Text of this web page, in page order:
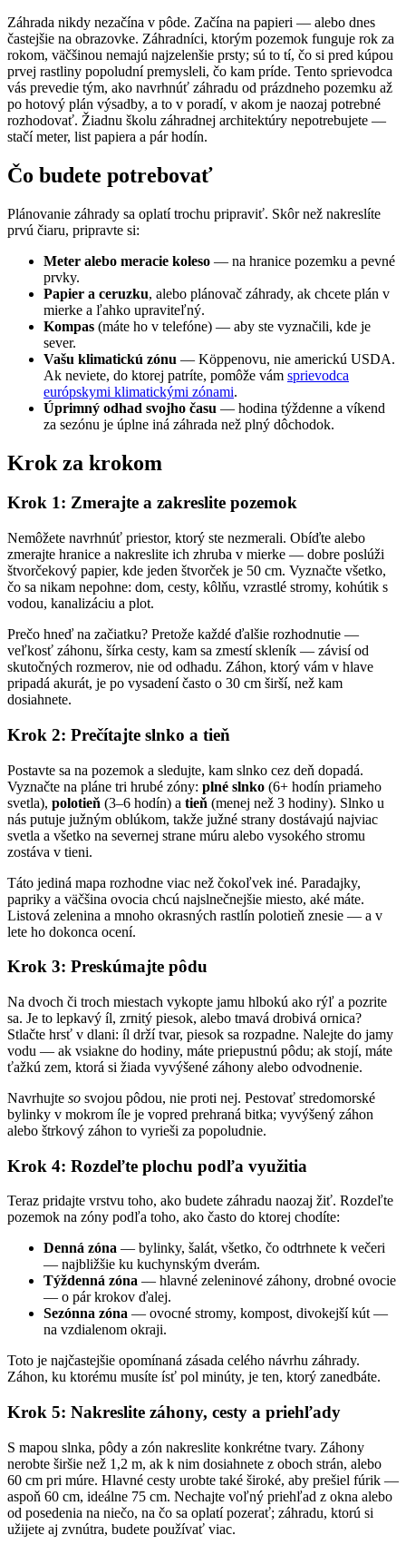
Záhrada nikdy nezačína v pôde. Začína na papieri — alebo dnes
častejšie na obrazovke. Záhradníci, ktorým pozemok funguje rok za
rokom, väčšinou nemajú najzelenšie prsty; sú to tí, čo si pred kúpou
prvej rastliny popoludní premysleli, čo kam príde. Tento sprievodca
vás prevedie tým, ako navrhnúť záhradu od prázdneho pozemku až
po hotový plán výsadby, a to v poradí, v akom je naozaj potrebné
rozhodovať. Žiadnu školu záhradnej architektúry nepotrebujete —
stačí meter, list papiera a pár hodín.
Čo budete potrebovať
Plánovanie záhrady sa oplatí trochu pripraviť. Skôr než nakreslíte
prvú čiaru, pripravte si:
Meter alebo meracie koleso — na hranice pozemku a pevné
prvky.
Papier a ceruzku, alebo plánovač záhrady, ak chcete plán v
mierke a ľahko upraviteľný.
Kompas (máte ho v telefóne) — aby ste vyznačili, kde je
sever.
Vašu klimatickú zónu — Köppenovu, nie americkú USDA.
Ak neviete, do ktorej patríte, pomôže vám sprievodca
európskymi klimatickými zónami.
Úprimný odhad svojho času — hodina týždenne a víkend
za sezónu je úplne iná záhrada než plný dôchodok.
Krok za krokom
Krok 1: Zmerajte a zakreslite pozemok
Nemôžete navrhnúť priestor, ktorý ste nezmerali. Obíďte alebo
zmerajte hranice a nakreslite ich zhruba v mierke — dobre poslúži
štvorčekový papier, kde jeden štvorček je 50 cm. Vyznačte všetko,
čo sa nikam nepohne: dom, cesty, kôlňu, vzrastlé stromy, kohútik s
vodou, kanalizáciu a plot.
Prečo hneď na začiatku? Pretože každé ďalšie rozhodnutie —
veľkosť záhonu, šírka cesty, kam sa zmestí skleník — závisí od
skutočných rozmerov, nie od odhadu. Záhon, ktorý vám v hlave
pripadá akurát, je po vysadení často o 30 cm širší, než kam
dosiahnete.
Krok 2: Prečítajte slnko a tieň
Postavte sa na pozemok a sledujte, kam slnko cez deň dopadá.
Vyznačte na pláne tri hrubé zóny: plné slnko (6+ hodín priameho
svetla), polotieň (3–6 hodín) a tieň (menej než 3 hodiny). Slnko u
nás putuje južným oblúkom, takže južné strany dostávajú najviac
svetla a všetko na severnej strane múru alebo vysokého stromu
zostáva v tieni.
Táto jediná mapa rozhodne viac než čokoľvek iné. Paradajky,
papriky a väčšina ovocia chcú najslnečnejšie miesto, aké máte.
Listová zelenina a mnoho okrasných rastlín polotieň znesie — a v
lete ho dokonca ocení.
Krok 3: Preskúmajte pôdu
Na dvoch či troch miestach vykopte jamu hlbokú ako rýľ a pozrite
sa. Je to lepkavý íl, zrnitý piesok, alebo tmavá drobivá ornica?
Stlačte hrsť v dlani: íl drží tvar, piesok sa rozpadne. Nalejte do jamy
vodu — ak vsiakne do hodiny, máte priepustnú pôdu; ak stojí, máte
ťažkú zem, ktorá si žiada vyvýšené záhony alebo odvodnenie.
Navrhujte so svojou pôdou, nie proti nej. Pestovať stredomorské
bylinky v mokrom íle je vopred prehraná bitka; vyvýšený záhon
alebo štrkový záhon to vyrieši za popoludnie.
Krok 4: Rozdeľte plochu podľa využitia
Teraz pridajte vrstvu toho, ako budete záhradu naozaj žiť. Rozdeľte
pozemok na zóny podľa toho, ako často do ktorej chodíte:
Denná zóna — bylinky, šalát, všetko, čo odtrhnete k večeri
— najbližšie ku kuchynským dverám.
Týždenná zóna — hlavné zeleninové záhony, drobné ovocie
— o pár krokov ďalej.
Sezónna zóna — ovocné stromy, kompost, divokejší kút —
na vzdialenom okraji.
Toto je najčastejšie opomínaná zásada celého návrhu záhrady.
Záhon, ku ktorému musíte ísť pol minúty, je ten, ktorý zanedbáte.
Krok 5: Nakreslite záhony, cesty a priehľady
S mapou slnka, pôdy a zón nakreslite konkrétne tvary. Záhony
nerobte širšie než 1,2 m, ak k nim dosiahnete z oboch strán, alebo
60 cm pri múre. Hlavné cesty urobte také široké, aby prešiel fúrik —
aspoň 60 cm, ideálne 75 cm. Nechajte voľný priehľad z okna alebo
od posedenia na niečo, na čo sa oplatí pozerať; záhradu, ktorú si
užijete aj zvnútra, budete používať viac.